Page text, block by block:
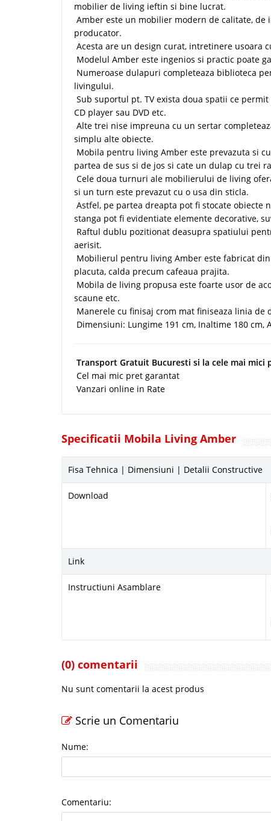
mobilier de living ieftin si bine lucrat.
Amber este un mobilier modern de calitate,
producator.
Acesta are un design curat, intretinere usoara
Modelul Amber este ingenios si practic poate
Numeroase dulapuri completeaza biblioteca
livingului.
Sub suportul pt. TV exista doua spatii ce
CD player sau DVD etc.
Alte trei nise impreuna cu un sertar
simplu alte obiecte.
Mobila pentru living Amber este prevazuta si
partea de sus si de jos si cate un dulap cu trei
Cele doua turnuri ale mobilierului de living
si un turn este prevazut cu o usa din sticla.
Astfel, pe partea dreapta pot fi stocate obiecte
stanga pot fi evidentiate elemente decorative,
Raftul dublu pozitionat deasupra spatiului
aerisit.
Mobilierul pentru living Amber este fabricat
placuta, calda precum cafeaua prajita.
Mobila de living propusa este foarte usor de
scaune etc.
Manerele cu finisaj crom mat finiseaza linia de
Dimensiuni: Lungime 191 cm, Inaltime 180 cm,
Transport Gratuit Bucuresti si la cele mai mici
Cel mai mic pret garantat
Vanzari online in Rate
Specificatii Mobila Living Amber
Fisa Tehnica | Dimensiuni | Detalii Constructive
Download
Link
Instructiuni Asamblare
(0) comentarii
Nu sunt comentarii la acest produs
Scrie un Comentariu
Nume:
Comentariu: